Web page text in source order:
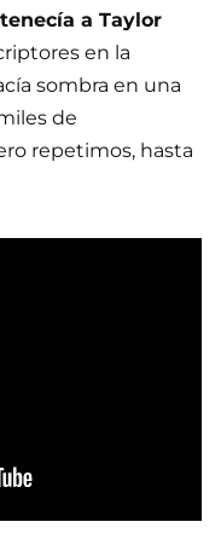
a Taylor
en la
sombra en una
de
repetimos, hasta